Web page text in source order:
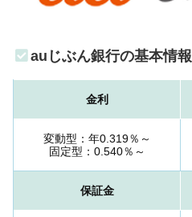
auじぶん銀行の基本情報
金利
変動型：年0.319％～
固定型：0.540％～
保証金